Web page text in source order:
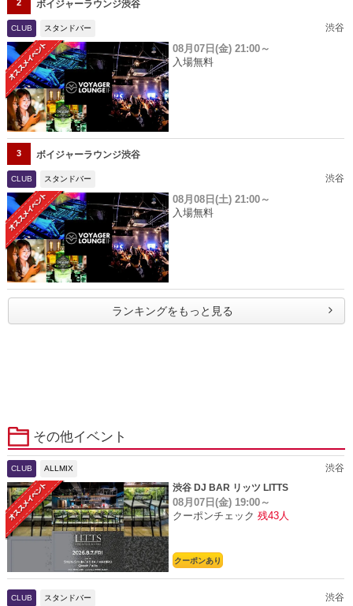
2 ボイジャーラウンジ渋谷
CLUB スタンドバー 渋谷
08月07日(金) 21:00～
入場無料
3 ボイジャーラウンジ渋谷
CLUB スタンドバー 渋谷
08月08日(土) 21:00～
入場無料
ランキングをもっと見る
その他イベント
CLUB ALLMIX
渋谷
渋谷 DJ BAR リッツ LITTS
08月07日(金) 19:00～
クーポンチェック 残43人
クーポンあり
CLUB スタンドバー
渋谷